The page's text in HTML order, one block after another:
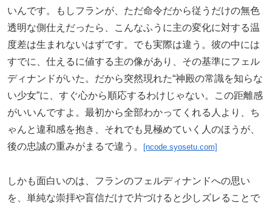
いんです。もしフランが、ただ命令だから従うだけの無色
透明な側仕えだったら、こんなふうに主の変化に対する温
度差は生まれないはずです。でも実際は違う。彼の中には
すでに、仕えるに値する主の像があり、その基準にフェル
ディナンドがいた。だから突然現れた“神殿の常識を知らな
い少女”に、すぐ心から順応するわけじゃない。この距離感
がいいんですよ。最初から全部わかってくれる人より、ち
ゃんと違和感を抱き、それでも見極めていく人のほうが、
後の忠誠の重みがまるで違う。
[ncode.syosetu.com]
しかも面白いのは、フランのフェルディナンドへの思い
を、単純な崇拝や盲信だけで片づけると少しズレることで